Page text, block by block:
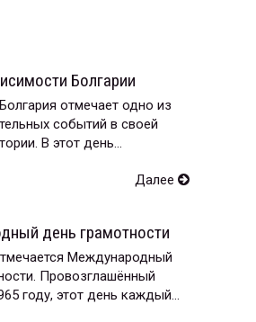
Болгарии
отмечает одно из
событий в своей
В этот день...
Далее
день грамотности
Международный
Провозглашённый
году, этот день каждый...